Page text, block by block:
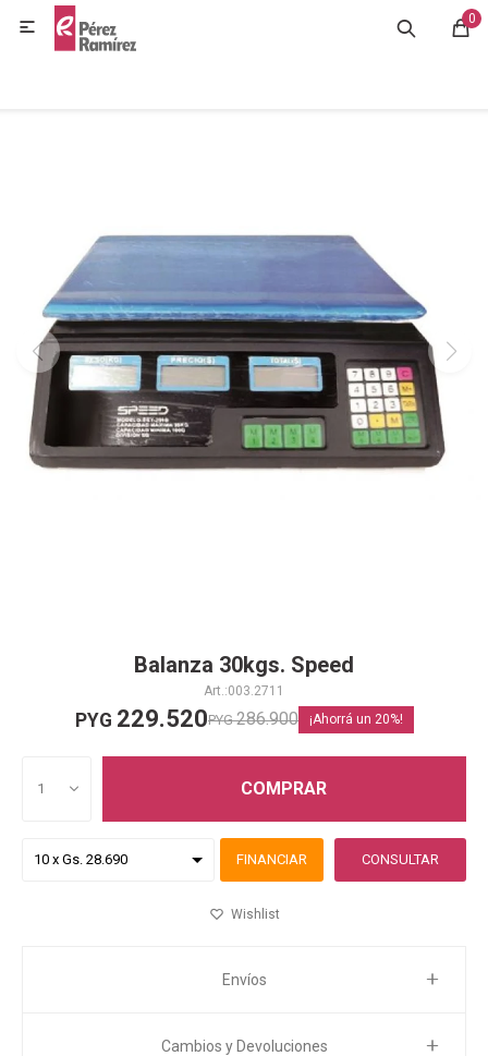
0

Balanza 30kgs. Speed
003.2711
PYG 229.520PYG 286.900 20
1 COMPRAR
FINANCIAR CONSULTAR
Envíos
Cambios y Devoluciones
MI CUENTA
OFERTAS
BLOG
CONTACTO